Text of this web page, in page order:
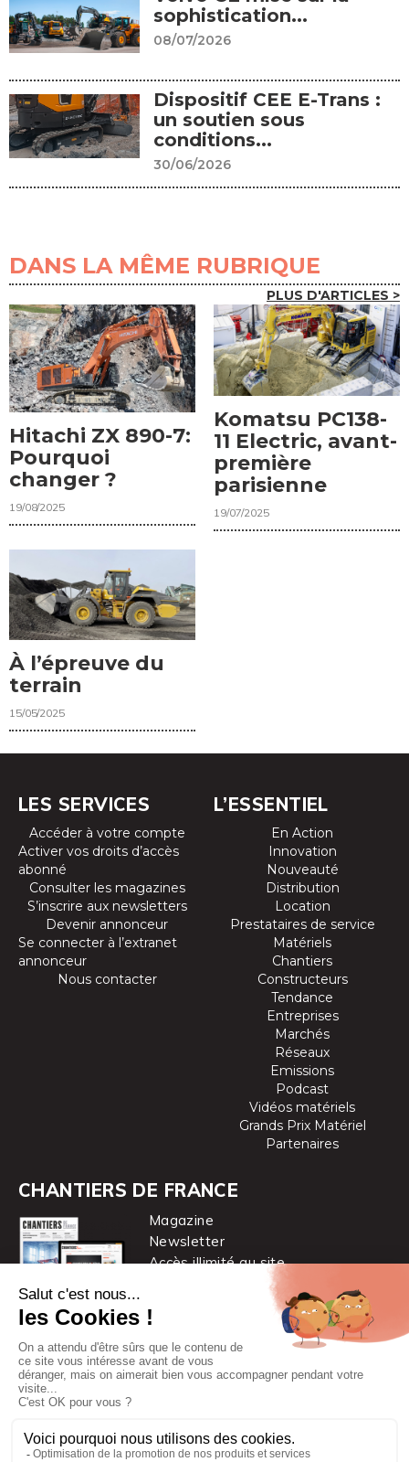
sophistication...
08/07/2026
Dispositif CEE E-Trans :
un soutien sous
conditions...
30/06/2026
DANS LA MÊME RUBRIQUE
PLUS D'ARTICLES >
Hitachi ZX 890-7:
Pourquoi
changer ?
19/08/2025
Komatsu PC138-
11 Electric, avant-
première
parisienne
19/07/2025
À l’épreuve du
terrain
15/05/2025
LES SERVICES
Accéder à votre compte
Activer vos droits d’accès
abonné
Consulter les magazines
S’inscrire aux newsletters
Devenir annonceur
Se connecter à l’extranet
annonceur
Nous contacter
L’ESSENTIEL
En Action
Innovation
Nouveauté
Distribution
Location
Prestataires de service
Matériels
Chantiers
Constructeurs
Tendance
Entreprises
Marchés
Réseaux
Emissions
Podcast
Vidéos matériels
Grands Prix Matériel
Partenaires
CHANTIERS DE FRANCE
Magazine
Newsletter
Accès illimité au site
Chantiers de France est une marque